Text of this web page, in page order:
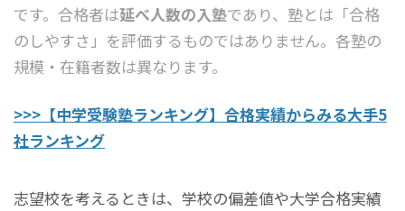
です。合格者は延べ人数の入塾であり、塾とは「合格
のしやすさ」を評価するものではありません。各塾の
規模・在籍者数は異なります。
>>>【中学受験塾ランキング】合格実績からみる大手5
社ランキング
志望校を考えるときは、学校の偏差値や大学合格実績